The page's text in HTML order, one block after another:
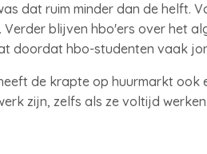
dat ruim minder dan de helft.
Verder blijven hbo'ers over het
doordat hbo-studenten vaak
de krapte op huurmarkt ook
zijn, zelfs als ze voltijd werken.